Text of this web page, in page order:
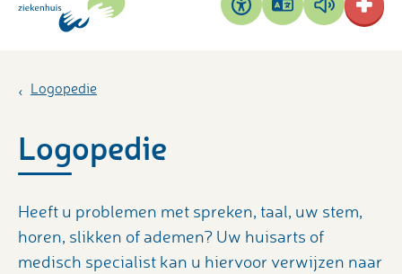
Toegankelijkheid
Pagina
vertalen
Pagina
voorlezen
Logopedie
Logopedie
Heeft u problemen met spreken, taal, uw stem,
horen, slikken of ademen? Uw huisarts of
medisch specialist kan u hiervoor verwijzen naar